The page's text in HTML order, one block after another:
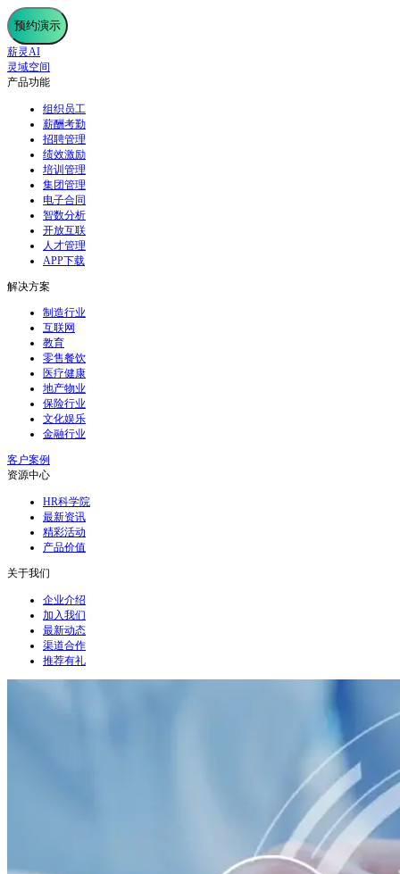
预约演示
薪灵AI
灵域空间
产品功能
组织员工
薪酬考勤
招聘管理
绩效激励
培训管理
集团管理
电子合同
智数分析
开放互联
人才管理
APP下载
解决方案
制造行业
互联网
教育
零售餐饮
医疗健康
地产物业
保险行业
文化娱乐
金融行业
客户案例
资源中心
HR科学院
最新资讯
精彩活动
产品价值
关于我们
企业介绍
加入我们
最新动态
渠道合作
推荐有礼